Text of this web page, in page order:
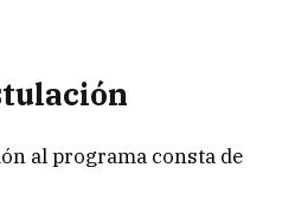
al programa consta de